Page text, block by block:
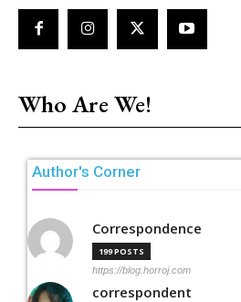
Who Are We!
Author's Corner
Correspondence
199 POSTS
https://blog.horroj.com
correspondent